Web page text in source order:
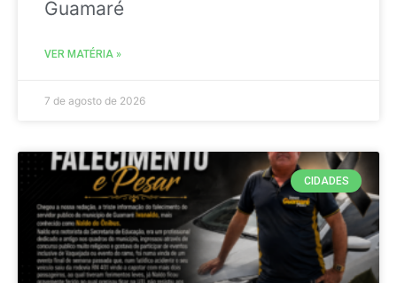
Guamaré
VER MATÉRIA »
7 de agosto de 2026
CIDADES